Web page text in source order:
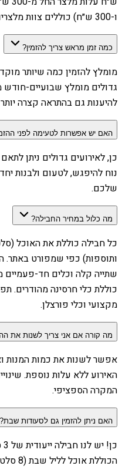
ו-300 ש״ח) כוללים צוות מלצרים מקצועי במחיר.
כמה זמן מראש צריך להזמין?
מומלץ להזמין כמה שיותר
גדולים מומלץ שבועיים-חודש
להיענות גם בהתראה קצרה יותר (24-48 שעות), בכפוף
האם יש אפשרות לטעימה לפני
כן, לאירועים גדולים ניתן
נוח להיפגש, לטעום ולבנות
שלכם.
מה כלול במחיר החבילה?
כל חבילה כוללת את האוכל
כוללת כלי חרסינה מהודרים.
מקצועי וכלי פורצלן.
מה קורה אם אני צריך לשנות את
האירוע ללא עלות נוספת.
המקרה הספציפי.
האם ניתן להזמין גם לסעודות שבת?